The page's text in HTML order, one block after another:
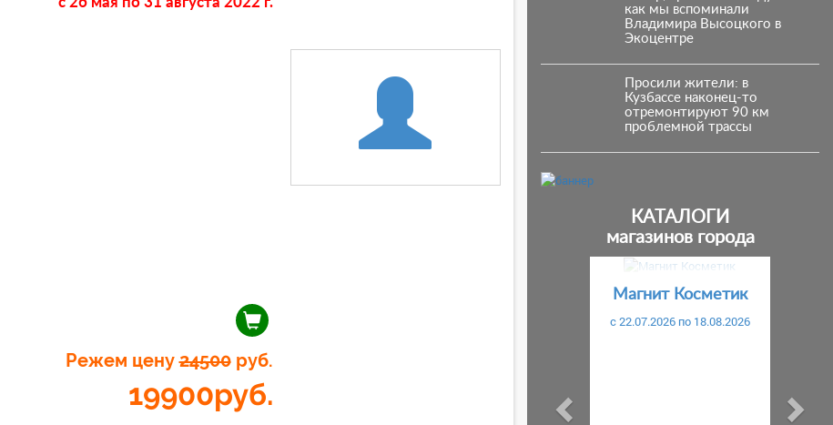
Режем цену24500руб.
19900руб.
как мы вспоминали
Владимира Высоцкого в
Экоцентре
Просили жители: в
Кузбассе наконец-то
отремонтируют 90 км
проблемной трассы
КАТАЛОГИ
магазинов города
Магнит Косметик
c 22.07.2026 по 18.08.2026
Предыдущий